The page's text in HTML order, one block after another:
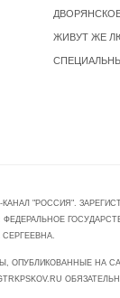
ЖИВУТ ЖЕ
"РОССИЯ".
ФЕДЕРАЛЬНОЕ
СЕРГЕЕВНА.
ОПУБЛИКОВАННЫЕ НА